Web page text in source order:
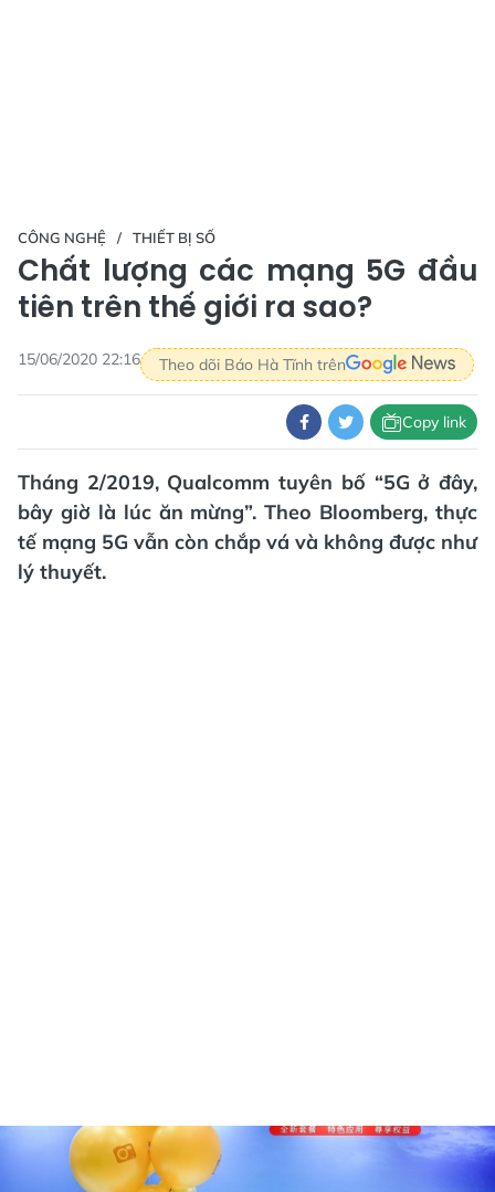
CÔNG NGHỆ THIẾT BỊ SỐ
Chất lượng các mạng 5G đầu
tiên trên thế giới ra sao?
15/06/2020 22:16 Theo dõi Báo Hà Tĩnh trên
Copy link
Tháng 2/2019, Qualcomm tuyên bố “5G ở đây,
bây giờ là lúc ăn mừng”. Theo Bloomberg, thực
tế mạng 5G vẫn còn chắp vá và không được như
lý thuyết.